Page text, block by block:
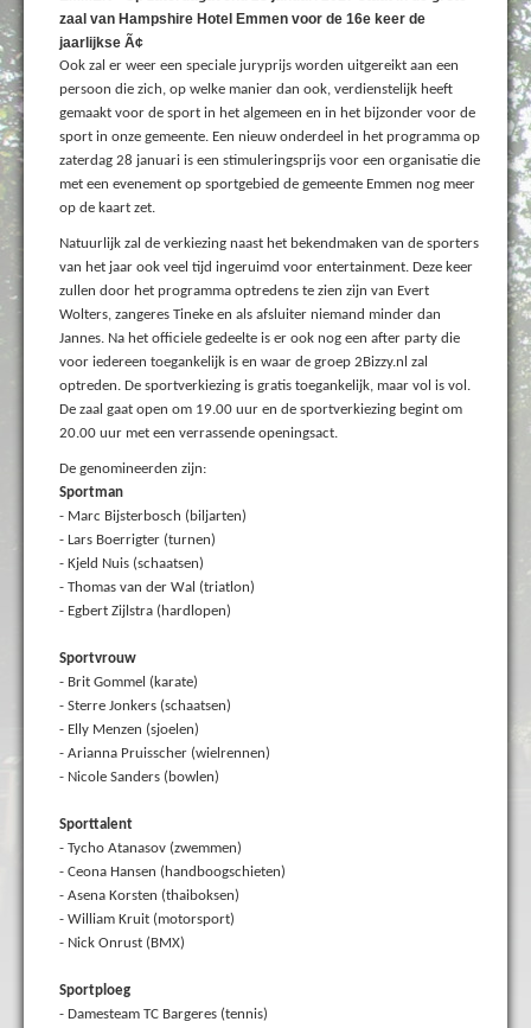
zaal van Hampshire Hotel Emmen voor de 16e keer de
jaarlijkse Ã¢
Ook zal er weer een speciale juryprijs worden uitgereikt aan een
persoon die zich, op welke manier dan ook, verdienstelijk heeft
gemaakt voor de sport in het algemeen en in het bijzonder voor de
sport in onze gemeente. Een nieuw onderdeel in het programma op
zaterdag 28 januari is een stimuleringsprijs voor een organisatie die
met een evenement op sportgebied de gemeente Emmen nog meer
op de kaart zet.
Natuurlijk zal de verkiezing naast het bekendmaken van de sporters
van het jaar ook veel tijd ingeruimd voor entertainment. Deze keer
zullen door het programma optredens te zien zijn van Evert
Wolters, zangeres Tineke en als afsluiter niemand minder dan
Jannes. Na het officiele gedeelte is er ook nog een after party die
voor iedereen toegankelijk is en waar de groep 2Bizzy.nl zal
optreden. De sportverkiezing is gratis toegankelijk, maar vol is vol.
De zaal gaat open om 19.00 uur en de sportverkiezing begint om
20.00 uur met een verrassende openingsact.
De genomineerden zijn:
Sportman
- Marc Bijsterbosch (biljarten)
- Lars Boerrigter (turnen)
- Kjeld Nuis (schaatsen)
- Thomas van der Wal (triatlon)
- Egbert Zijlstra (hardlopen)
Sportvrouw
- Brit Gommel (karate)
- Sterre Jonkers (schaatsen)
- Elly Menzen (sjoelen)
- Arianna Pruisscher (wielrennen)
- Nicole Sanders (bowlen)
Sporttalent
- Tycho Atanasov (zwemmen)
- Ceona Hansen (handboogschieten)
- Asena Korsten (thaiboksen)
- William Kruit (motorsport)
- Nick Onrust (BMX)
Sportploeg
- Damesteam TC Bargeres (tennis)